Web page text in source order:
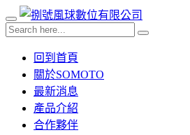
回到首頁
關於SOMOTO
最新消息
產品介紹
合作夥伴